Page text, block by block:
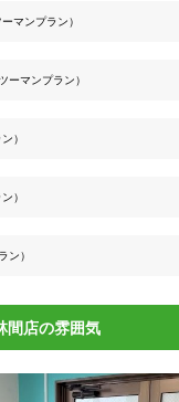
マンプラン）
ーマンプラン）
）
）
ン）
間店の雰囲気